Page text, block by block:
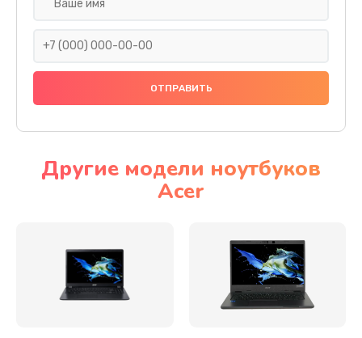
Ремонт подсветки
Настройка BIOS
Замена видеочипа
Другие модели ноутбуков
Acer